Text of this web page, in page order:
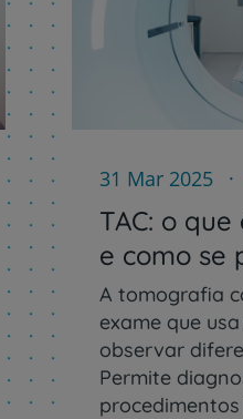
31 Mar 2025
TAC: o
e como se
A tomografia
exame que
observar
Permite